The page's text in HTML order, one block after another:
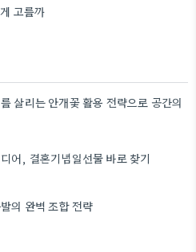
고를까
살리는 안개꽃 활용 전략으로 공간의
어, 결혼기념일선물 바로 찾기
의 완벽 조합 전략